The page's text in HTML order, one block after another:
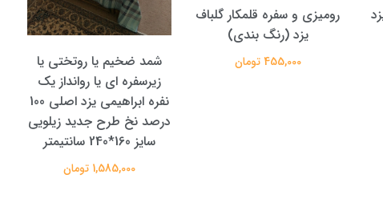
رومیزی و سفره قلمکار گلباف
یزد (رنگ بندی)
455,000 تومان
شمد ضخیم یا روتختی یا
زیرسفره ای یا روانداز یک
نفره ابراهیمی یزد اصلی 100
درصد نخ طرح جدید زیلویی
سایز 160*240 سانتیمتر
1,585,000 تومان